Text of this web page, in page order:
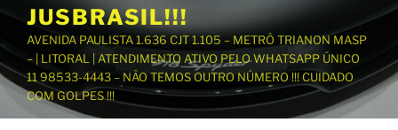
t
ú
d
JUSBRASIL!!!
AVENIDA PAULISTA 1.636 CJT 1.105 – METRÔ TRIANON MASP
– | LITORAL | ATENDIMENTO ATIVO PELO WHATSAPP ÚNICO
11 98533-4443 – NÃO TEMOS OUTRO NÚMERO !!! CUIDADO
COM GOLPES !!!